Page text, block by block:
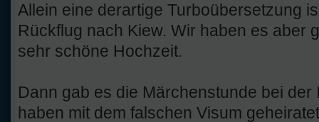
Allein eine derartige Turboübersetzung
Rückflug nach Kiew. Wir haben es aber
sehr schöne Hochzeit.
Dann gab es die Märchenstunde bei der
haben mit dem falschen Visum